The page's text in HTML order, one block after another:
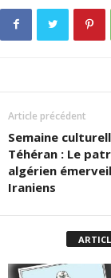
Article précédent
Semaine
Téhéran : Le
algérien
Iraniens